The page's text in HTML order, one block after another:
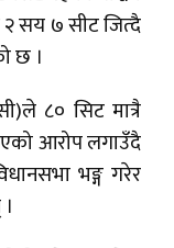
सय ७ सीट जित्दै
छ ।
८० सिट मात्रै
आरोप लगाउँदै
भङ्ग गरेर